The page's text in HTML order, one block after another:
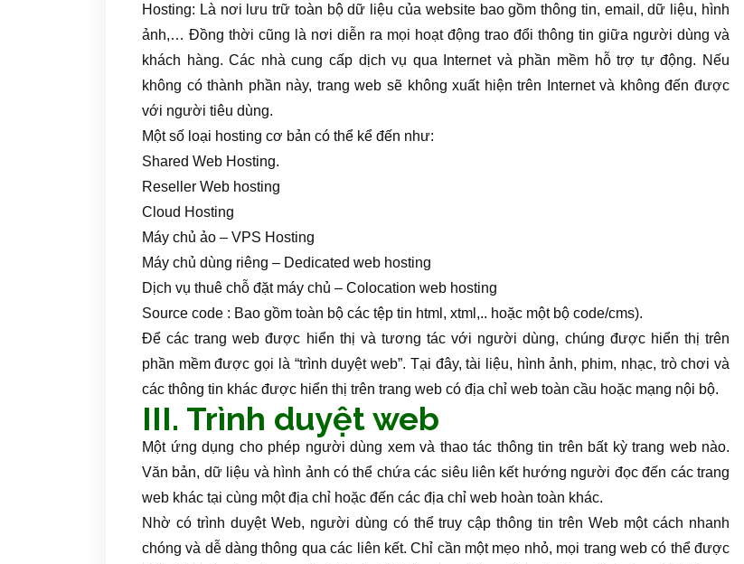
Hosting: Là nơi lưu trữ toàn bộ dữ liệu của website bao gồm thông tin, email, dữ liệu, hình
ảnh,… Đồng thời cũng là nơi diễn ra mọi hoạt động trao đổi thông tin giữa người dùng và
khách hàng. Các nhà cung cấp dịch vụ qua Internet và phần mềm hỗ trợ tự động. Nếu
không có thành phần này, trang web sẽ không xuất hiện trên Internet và không đến được
với người tiêu dùng.
Một số loại hosting cơ bản có thể kể đến như:
Shared Web Hosting.
Reseller Web hosting
Cloud Hosting
Máy chủ ảo – VPS Hosting
Máy chủ dùng riêng – Dedicated web hosting
Dịch vụ thuê chỗ đặt máy chủ – Colocation web hosting
Source code : Bao gồm toàn bộ các tệp tin html, xtml,.. hoặc một bộ code/cms).
Để các trang web được hiển thị và tương tác với người dùng, chúng được hiển thị trên
phần mềm được gọi là “trình duyệt web”. Tại đây, tài liệu, hình ảnh, phim, nhạc, trò chơi và
các thông tin khác được hiển thị trên trang web có địa chỉ web toàn cầu hoặc mạng nội bộ.
III. Trình duyệt web
Một ứng dụng cho phép người dùng xem và thao tác thông tin trên bất kỳ trang web nào.
Văn bản, dữ liệu và hình ảnh có thể chứa các siêu liên kết hướng người đọc đến các trang
web khác tại cùng một địa chỉ hoặc đến các địa chỉ web hoàn toàn khác.
Nhờ có trình duyệt Web, người dùng có thể truy cập thông tin trên Web một cách nhanh
chóng và dễ dàng thông qua các liên kết. Chỉ cần một mẹo nhỏ, mọi trang web có thể được